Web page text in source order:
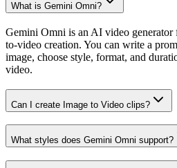
What is Gemini Omni?
Gemini Omni is an AI video
to-video creation. You can write a
image, choose style, format, and
video.
Can I create Image to Video clips?
What styles does Gemini Omni support?